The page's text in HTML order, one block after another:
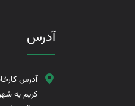
آدرس
کریم به